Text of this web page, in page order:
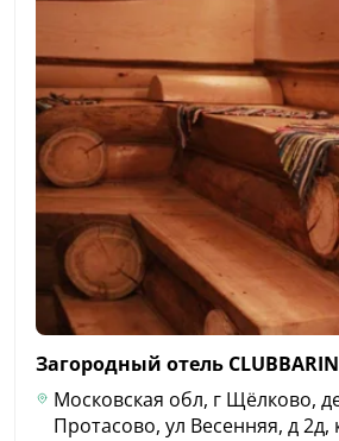
Загородный отель
Московская обл, г Щёлково,
Протасово, ул Весенняя, д 2д,